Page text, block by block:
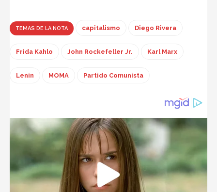
TEMAS DE LA NOTA capitalismo Diego Rivera
Frida Kahlo John Rockefeller Jr. Karl Marx
Lenin MOMA Partido Comunista